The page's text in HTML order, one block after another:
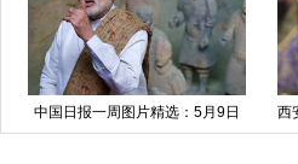
中国日报一周图片精选：5月9日
—15日
西